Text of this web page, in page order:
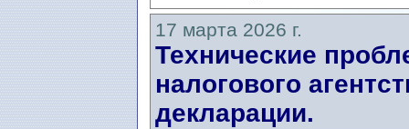
17 марта 2026 г.
Технические
налогового
декларации.